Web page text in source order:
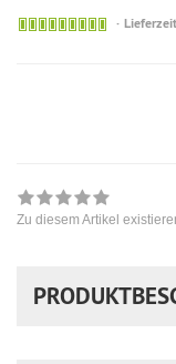
Sofort
Zu diesem Artikel